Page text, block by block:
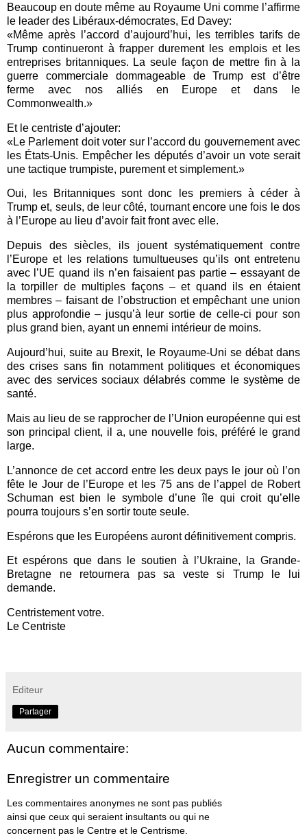
Beaucoup en doute même au Royaume Uni comme l’affirme
le leader des Libéraux-démocrates, Ed Davey:
«Même après l’accord d’aujourd’hui, les terribles tarifs de
Trump continueront à frapper durement les emplois et les
entreprises britanniques. La seule façon de mettre fin à la
guerre commerciale dommageable de Trump est d’être
ferme avec nos alliés en Europe et dans le
Commonwealth.»
Et le centriste d’ajouter:
«Le Parlement doit voter sur l’accord du gouvernement avec
les États-Unis. Empêcher les députés d’avoir un vote serait
une tactique trumpiste, purement et simplement.»
Oui, les Britanniques sont donc les premiers à céder à
Trump et, seuls, de leur côté, tournant encore une fois le dos
à l’Europe au lieu d’avoir fait front avec elle.
Depuis des siècles, ils jouent systématiquement contre
l’Europe et les relations tumultueuses qu’ils ont entretenu
avec l’UE quand ils n’en faisaient pas partie – essayant de
la torpiller de multiples façons – et quand ils en étaient
membres – faisant de l’obstruction et empêchant une union
plus approfondie – jusqu’à leur sortie de celle-ci pour son
plus grand bien, ayant un ennemi intérieur de moins.
Aujourd’hui, suite au Brexit, le Royaume-Uni se débat dans
des crises sans fin notamment politiques et économiques
avec des services sociaux délabrés comme le système de
santé.
Mais au lieu de se rapprocher de l’Union européenne qui est
son principal client, il a, une nouvelle fois, préféré le grand
large.
L’annonce de cet accord entre les deux pays le jour où l’on
fête le Jour de l’Europe et les 75 ans de l’appel de Robert
Schuman est bien le symbole d’une île qui croit qu’elle
pourra toujours s’en sortir toute seule.
Espérons que les Européens auront définitivement compris.
Et espérons que dans le soutien à l’Ukraine, la Grande-
Bretagne ne retournera pas sa veste si Trump le lui
demande.
Centristement votre.
Le Centriste
Editeur
Partager
Aucun commentaire:
Enregistrer un commentaire
Les commentaires anonymes ne sont pas publiés
ainsi que ceux qui seraient insultants ou qui ne
concernent pas le Centre et le Centrisme.